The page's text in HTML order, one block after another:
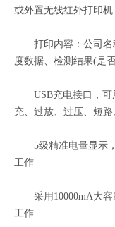
或外置无线红外打印机
打印内容：公司名
度数据、检测结果(是
USB充电接口，可
充、过放、过压、短路
5级精准电量显示，
工作
采用10000mA大容
工作